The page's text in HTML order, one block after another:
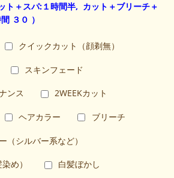
ト＋スパ:１時間半, カット＋ブリーチ＋
３０ ）
クイックカット（顔剃無）
スキンフェード
ンス 2WEEKカット
ヘアカラー ブリーチ
（シルバー系など）
め） 白髪ぼかし